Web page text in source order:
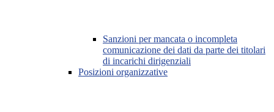
Sanzioni per mancata o incompleta
comunicazione dei dati da parte dei titolari
di incarichi dirigenziali
Posizioni organizzative